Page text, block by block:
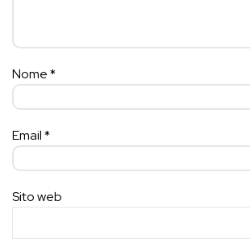
Nome*
Email*
Sito web